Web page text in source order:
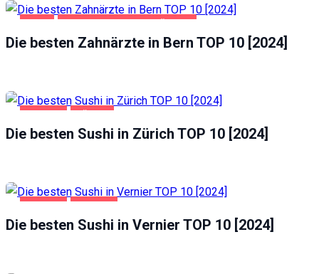
Die besten Zahnärzte in Bern TOP 10 [2024]
Die besten Sushi in Zürich TOP 10 [2024]
Die besten Sushi in Vernier TOP 10 [2024]